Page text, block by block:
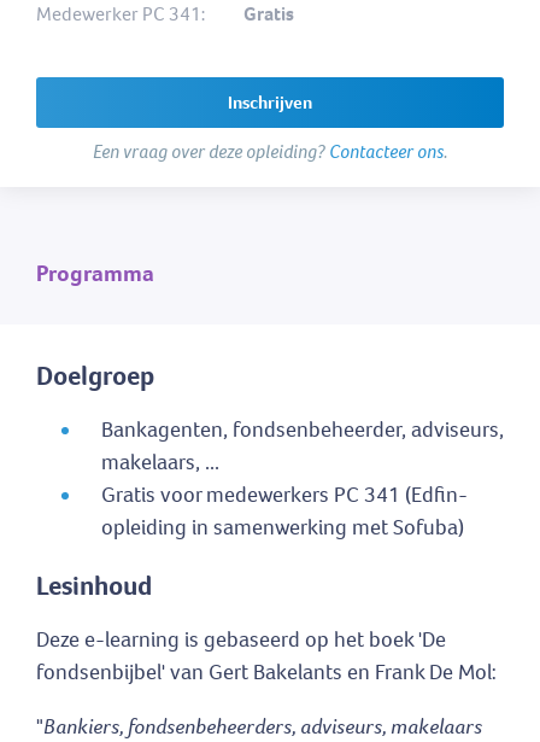
Medewerker PC 341: Gratis
Inschrijven
Een vraag over deze opleiding?Contacteer ons.
Programma
Doelgroep
Bankagenten, fondsenbeheerder, adviseurs,
makelaars, ...
Gratis voor medewerkers PC 341 (Edfin-
opleiding in samenwerking met Sofuba)
Lesinhoud
Deze e-learning is gebaseerd op het boek 'De
fondsenbijbel' van Gert Bakelants en Frank De Mol:
"Bankiers, fondsenbeheerders, adviseurs, makelaars